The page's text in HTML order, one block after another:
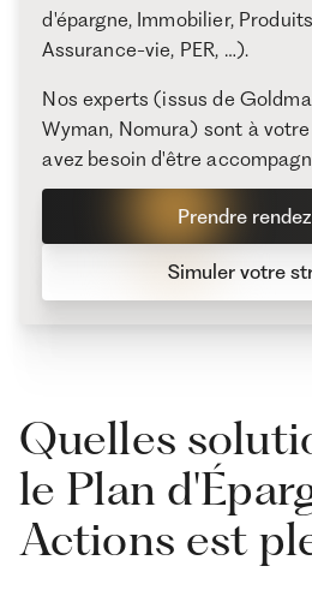
d'épargne, Immobilier,
Assurance-vie, PER, …).
Nos experts (issus de
Wyman, Nomura) sont à
avez besoin d'être
Simuler votre
Prendre
Quelles
le Plan
Actions est